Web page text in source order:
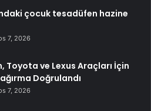
çocuk tesadüfen hazine
7, 2026
Toyota ve Lexus Araçları İçin
Doğrulandı
7, 2026